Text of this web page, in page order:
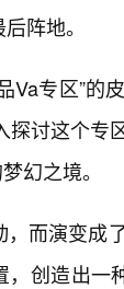
阵地。
Va专区”的
讨这个专
幻之境。
而演变成
创造出一